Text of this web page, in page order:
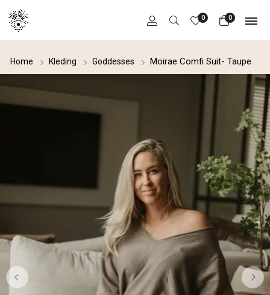
0
0
Home Kleding Goddesses Moirae Comfi Suit- Taupe